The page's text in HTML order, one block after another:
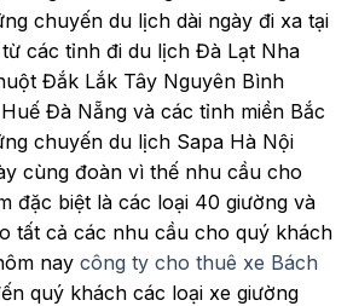
chuyến du lịch dài ngày đi xa tại
các tỉnh đi du lịch Đà Lạt Nha
Đắk Lắk Tây Nguyên Bình
Đà Nẵng và các tỉnh miền Bắc
chuyến du lịch Sapa Hà Nội
cùng đoàn vì thế nhu cầu cho
đặc biệt là các loại 40 giường và
tất cả các nhu cầu cho quý khách
nay công ty cho thuê xe Bách
quý khách các loại xe giường